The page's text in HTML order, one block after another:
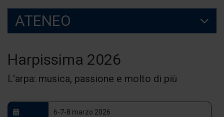
ATENEO
Harpissima 2026
L'arpa: musica, passione e molto di più
6-7-8 marzo 2026